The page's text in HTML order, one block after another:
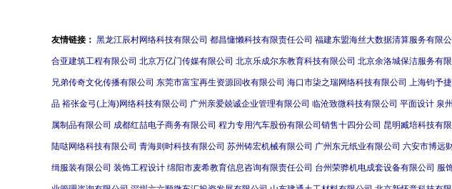
友情链接： 黑龙江辰村网络科技有限公司 都昌慵懒科技有限责任公司 福建东盟海丝大数据清算服务有限
合亚建筑工程有限公司 北京万亿门传媒有限公司 北京乐成尔东教育科技有限公司 北京余洛城保洁服务有
兄弟传奇文化传播有限公司 东莞市富宝再生资源回收有限公司 海口市柒之瑞网络科技有限公司 上海钧予
品 裕张金弓(上海)网络科技有限公司 广州亲爱兢诚企业管理有限公司 临沧致微科技有限公司 平面设计 泉
属制品有限公司 成都红喆电子商务有限公司 程力专用汽车股份有限公司销售十四分公司 昆明臧培科技有
陆哒网络科技有限公司 青海则时科技有限公司 苏州铸宏机械有限公司 广州东元纸业有限公司 六安市博远
缉服装有限公司 装饰工程设计 绵阳市麦希教育信息咨询有限责任公司 台州荣骅机电成套设备有限公司 服